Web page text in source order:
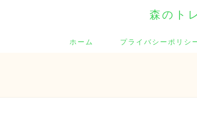
森のト
ホーム プライバシーポリシ